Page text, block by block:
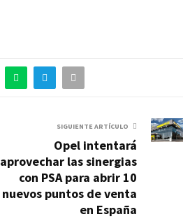
SIGUIENTE ARTÍCULO
Opel intentará
aprovechar las sinergias
con PSA para abrir 10
nuevos puntos de venta
en España